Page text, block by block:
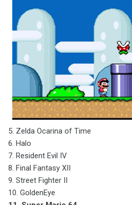
5. Zelda Ocarina of Time
6. Halo
7. Resident Evil IV
8. Final Fantasy XII
9. Street Fighter II
10. GoldenEye